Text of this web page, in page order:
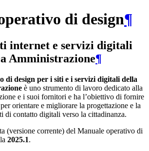
di design¶
internet e servizi digitali
Amministrazione¶
di design per i siti e i servizi digitali della
è uno strumento di lavoro dedicato alla
e i suoi fornitori e ha l’obiettivo di fornire
orientare e migliorare la progettazione e la
di contatto digitali verso la cittadinanza.
(versione corrente) del Manuale operativo di
2025.1.